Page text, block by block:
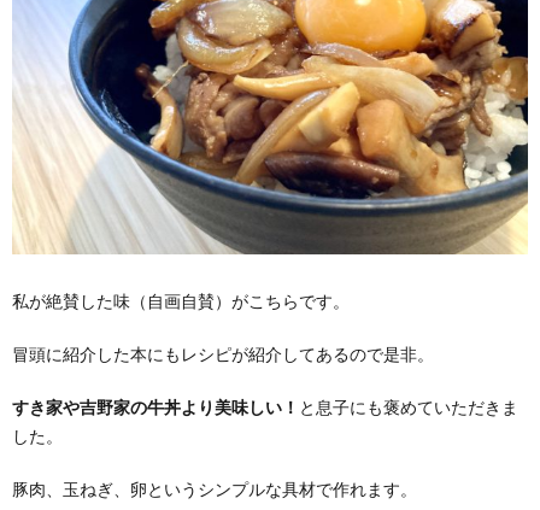
私が絶賛した味（自画自賛）がこちらです。
冒頭に紹介した本にもレシピが紹介してあるので是非。
すき家や吉野家の牛丼より美味しい！ と息子にも褒めていただきま
した。
豚肉、玉ねぎ、卵というシンプルな具材で作れます。